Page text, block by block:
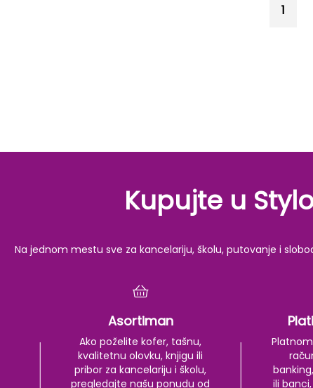
1
Kupujte u
Na jednom mestu sve za kancelariju, školu, putovanje i
Asortiman
Ako poželite kofer, tašnu,
kvalitetnu olovku, knjigu ili
pribor za kancelariju i školu,
pregledajte našu ponudu od
ili